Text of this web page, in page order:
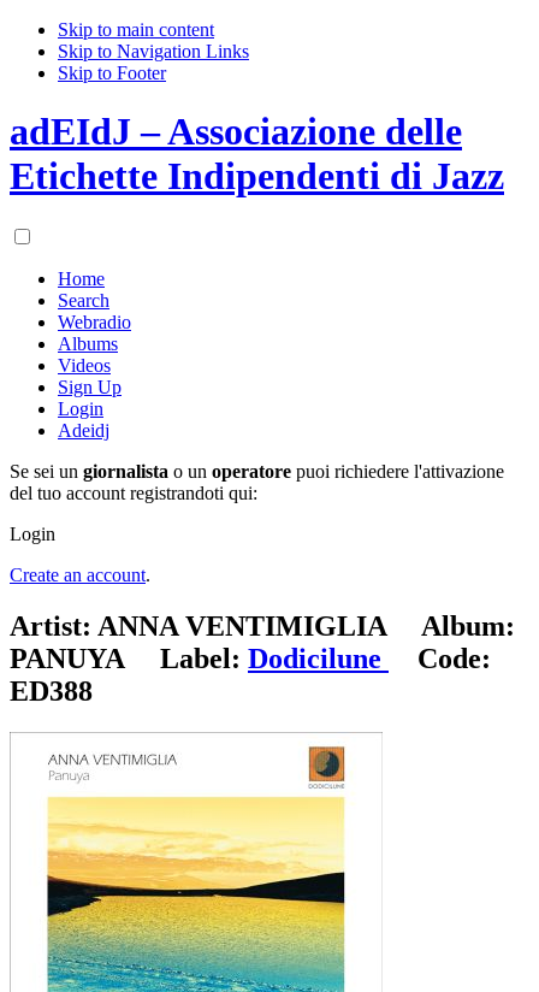
Skip to main content
Skip to Navigation Links
Skip to Footer
adEIdJ – Associazione delle
Etichette Indipendenti di Jazz
Home
Search
Webradio
Albums
Videos
Sign Up
Login
Adeidj
Se sei un giornalista o un operatore puoi richiedere l'attivazione
del tuo account registrandoti qui:
Login
Create an account.
Artist: ANNA VENTIMIGLIA Album:
PANUYA Label: Dodicilune
Code:
ED388